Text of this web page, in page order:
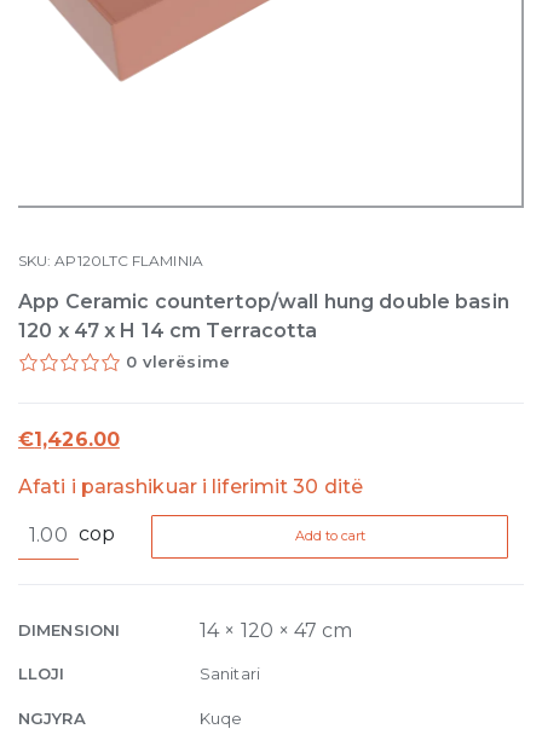
SKU:AP120LTC FLAMINIA
App Ceramic countertop/wall hung double basin
120 x 47 x H 14 cm Terracotta
0 vlerësime
€1,426.00
Afati i parashikuar i liferimit 30 ditë
Ceramic
double
120
x
cop Add to cart
DIMENSIONI 14 × 120 × 47 cm
LLOJI Sanitari
NGJYRA Kuqe